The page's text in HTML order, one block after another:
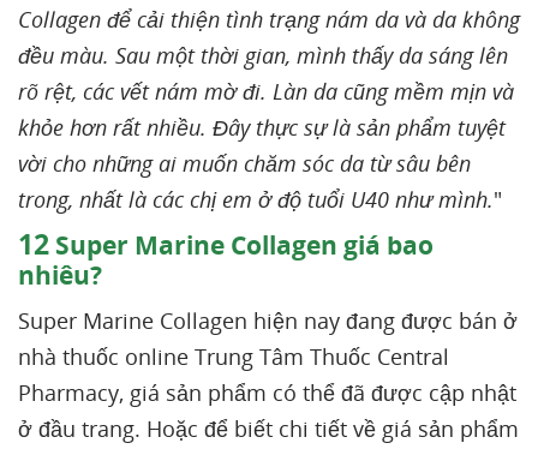
Collagen để cải thiện tình trạng nám da và da không
đều màu. Sau một thời gian, mình thấy da sáng lên
rõ rệt, các vết nám mờ đi. Làn da cũng mềm mịn và
khỏe hơn rất nhiều. Đây thực sự là sản phẩm tuyệt
vời cho những ai muốn chăm sóc da từ sâu bên
trong, nhất là các chị em ở độ tuổi U40 như mình."
12 Super Marine Collagen giá bao
nhiêu?
Super Marine Collagen hiện nay đang được bán ở
nhà thuốc online Trung Tâm Thuốc Central
Pharmacy, giá sản phẩm có thể đã được cập nhật
ở đầu trang. Hoặc để biết chi tiết về giá sản phẩm